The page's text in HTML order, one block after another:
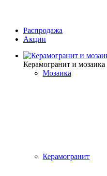
Распродажа
Акции
Керамогранит и мозаика
Мозаика
Керамогранит